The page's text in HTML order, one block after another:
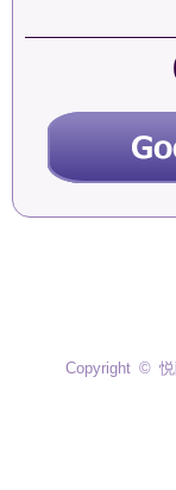
Copyright © 悦